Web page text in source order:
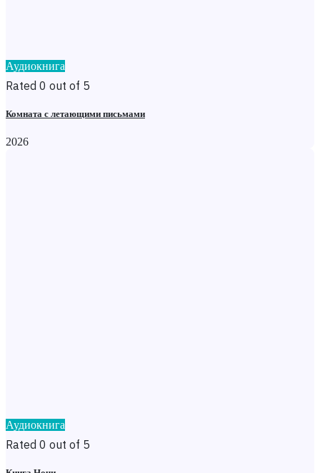
Аудиокнига
Rated 0 out of 5
Комната с летающими письмами
2026
Аудиокнига
Rated 0 out of 5